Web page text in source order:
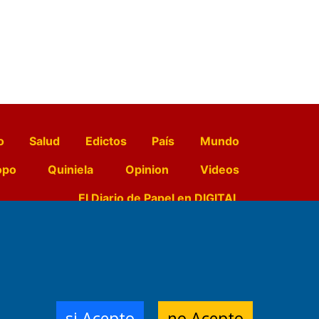
Salud Edictos País
Mundo
Quiniela Opinion
Videos
El Diario de Papel en DIGITAL